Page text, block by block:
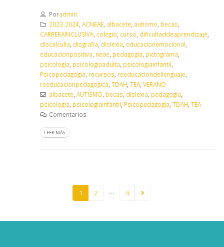
Poradmin
2023-2024, ACNEAE, albacete autismo becas
CARRERAINCLUSIVA colegio curso dificultaddeaprendizaje
discalculia disgrafia dislexia educacionemocional
educacionpositiva neae pedagogia pictograma
psicología psicologiaadulta psicologiainfantil
Psicopedagogia recursos reeducaciondellenguaje
reeducacionpedagogica TDAH TEA VERANO
albacete AUTISMO becas dislexia pedagogia
psicologia psicologiainfantil Psicopedagogia TDAH TEA
Comentarios
LEER MÁS
1 2 … 4